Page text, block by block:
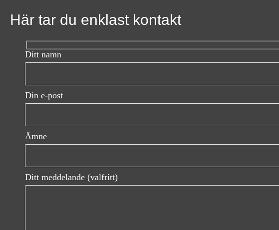
t
s
n
a
v
i
g
a
t
Här tar du enklast kontakt
Ditt namn
Din e-post
Ämne
Ditt meddelande (valfritt)